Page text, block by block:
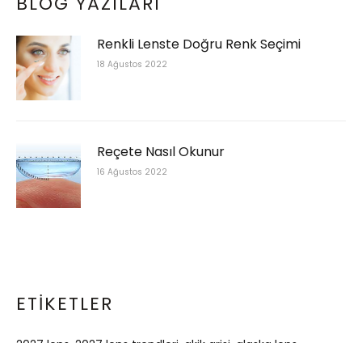
Renkli Lenste Doğru Renk Seçimi
18 Ağustos 2022
Reçete Nasıl Okunur
16 Ağustos 2022
ETIKETLER